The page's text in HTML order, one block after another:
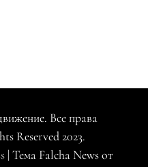
Все права
Reserved 2023.
| Тема Falcha News от